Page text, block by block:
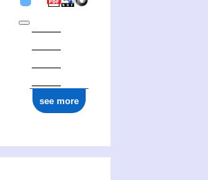
see more